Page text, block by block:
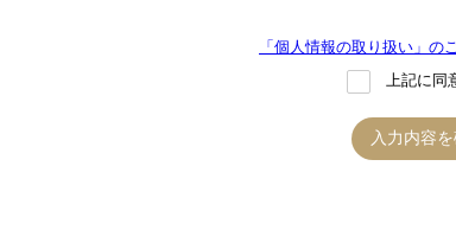
「個人情報の取り扱い」の
上記に同
入力内容